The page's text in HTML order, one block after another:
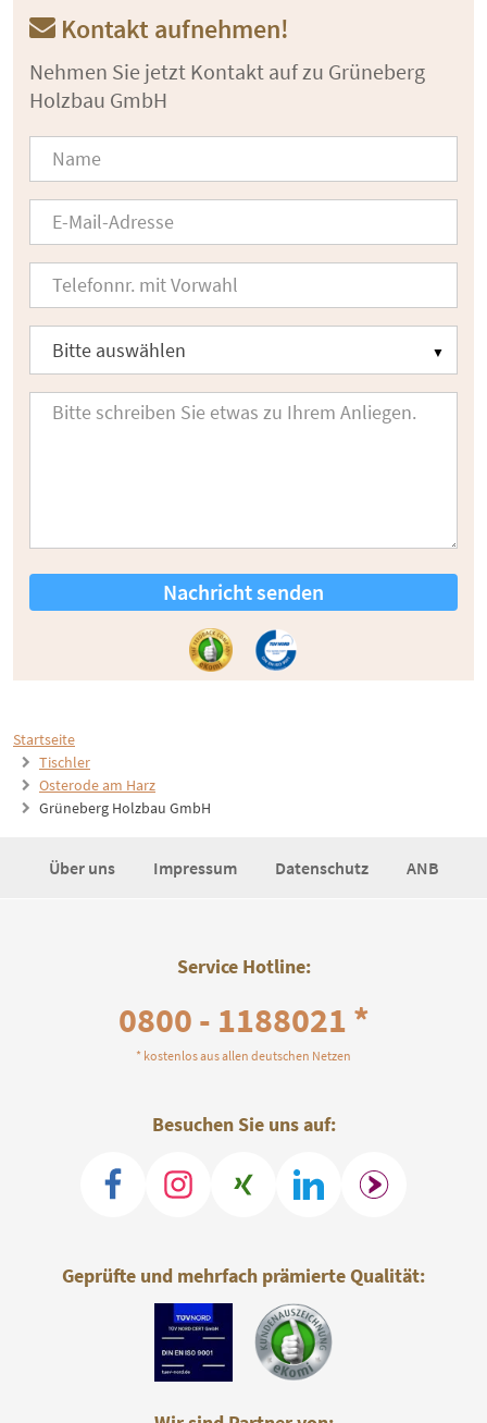
Startseite
Tischler
Osterode am Harz
Grüneberg Holzbau GmbH
Kontakt aufnehmen!
Nehmen Sie jetzt Kontakt auf zu Grüneberg
Holzbau GmbH
Nachricht senden
Über uns Impressum Datenschutz ANB
Service Hotline:
0800 - 1188021 *
* kostenlos aus allen deutschen Netzen
Besuchen Sie uns auf:
Geprüfte und mehrfach prämierte Qualität: